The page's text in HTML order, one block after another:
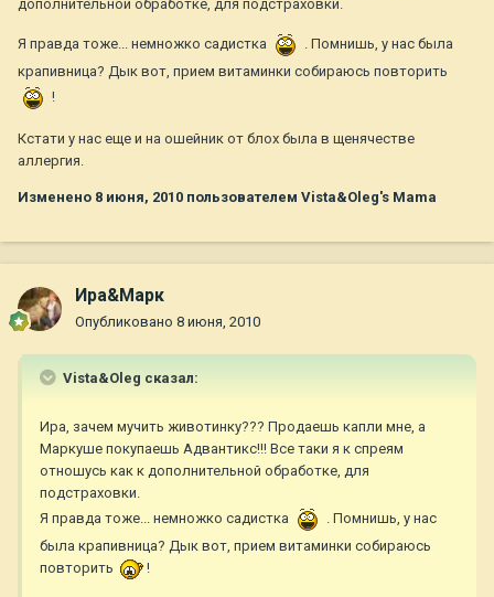
дополнительной обработке, для подстраховки.
Я правда тоже... немножко садистка
. Помнишь, у нас была
крапивница? Дык вот, прием витаминки собираюсь повторить
!
Кстати у нас еще и на ошейник от блох была в щенячестве
аллергия.
Изменено 8 июня, 2010 пользователем Vista&Oleg's Mama
Ира&Марк
Опубликовано 8 июня, 2010
Vista&Oleg сказал:
Ира, зачем мучить животинку??? Продаешь капли мне, а
Маркуше покупаешь Адвантикс!!! Все таки я к спреям
отношусь как к дополнительной обработке, для
подстраховки.
Я правда тоже... немножко садистка
. Помнишь, у нас
была крапивница? Дык вот, прием витаминки собираюсь
повторить
!